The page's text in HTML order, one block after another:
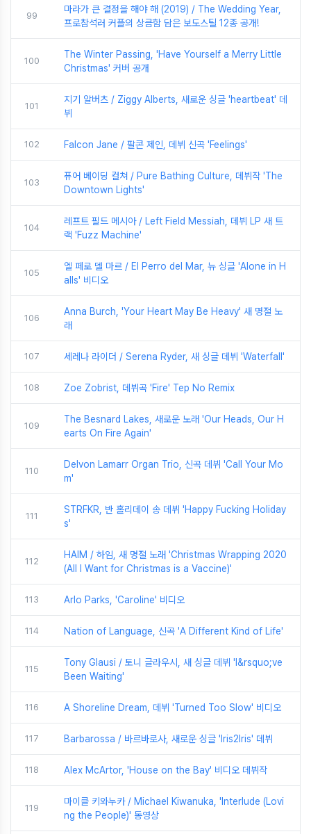
99
마라가 큰 결정을 해야 해 (2019) / The Wedding Year,
프로참석러 커플의 상큼함 담은 보도스틸 12종 공개!
100
The Winter Passing, 'Have Yourself a Merry Little
Christmas' 커버 공개
101
지기 알버츠 / Ziggy Alberts, 새로운 싱글 'heartbeat' 데
뷔
102 Falcon Jane / 팔콘 제인, 데뷔 신곡 'Feelings'
103
퓨어 베이딩 컬쳐 / Pure Bathing Culture, 데뷔작 'The
Downtown Lights'
104
레프트 필드 메시아 / Left Field Messiah, 데뷔 LP 새 트
랙 'Fuzz Machine'
105
엘 페로 델 마르 / El Perro del Mar, 뉴 싱글 'Alone in H
alls' 비디오
106
Anna Burch, 'Your Heart May Be Heavy' 새 명절 노
래
107 세레나 라이더 / Serena Ryder, 새 싱글 데뷔 'Waterfall'
108 Zoe Zobrist, 데뷔곡 'Fire' Tep No Remix
109
The Besnard Lakes, 새로운 노래 'Our Heads, Our H
earts On Fire Again'
110
Delvon Lamarr Organ Trio, 신곡 데뷔 'Call Your Mo
m'
111
STRFKR, 반 홀리데이 송 데뷔 'Happy Fucking Holiday
s'
112
HAIM / 하임, 새 명절 노래 'Christmas Wrapping 2020
(All I Want for Christmas is a Vaccine)'
113 Arlo Parks, 'Caroline' 비디오
114 Nation of Language, 신곡 'A Different Kind of Life'
115
Tony Glausi / 토니 글라우시, 새 싱글 데뷔 'I&rsquo;ve
Been Waiting'
116 A Shoreline Dream, 데뷔 'Turned Too Slow' 비디오
117 Barbarossa / 바르바로사, 새로운 싱글 'Iris2Iris' 데뷔
118 Alex McArtor, 'House on the Bay' 비디오 데뷔작
119
마이클 키와누카 / Michael Kiwanuka, 'Interlude (Lovi
ng the People)' 동영상